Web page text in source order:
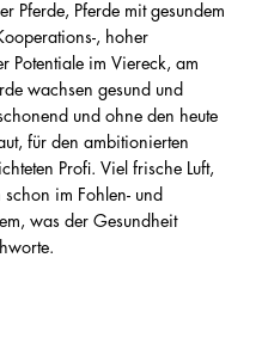
Pferde, Pferde mit gesundem
, hoher
Potentiale im Viereck, am
wachsen gesund und
und ohne den heute
für den ambitionierten
Profi. Viel frische Luft,
im Fohlen- und
was der Gesundheit